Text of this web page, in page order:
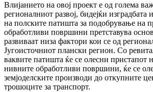
Влијанието на овој проект е од голема
регионалниот развој, бидејќи изградбата
на полските патишта за подобрување на
обработливи површини претставува
развиваат низа фактори кои се од
Југоисточниот плански регион. Со
ваквите патишта ќе се олесни пристапот
нивните обработливи површини, ќе се
земјоделските производи до откупните
трошоците за транспорт.